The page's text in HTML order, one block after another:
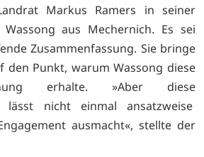
Markus Ramers in seiner
aus Mechernich. Es sei
Zusammenfassung. Sie bringe
den Punkt, warum Wassong diese
erhalte. »Aber diese
lässt nicht einmal ansatzweise
ausmacht«, stellte der